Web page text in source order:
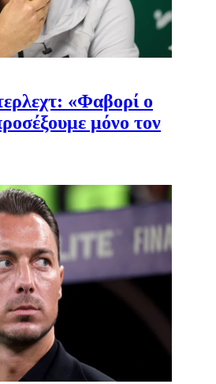
«Φαβορί ο
μόνο τον